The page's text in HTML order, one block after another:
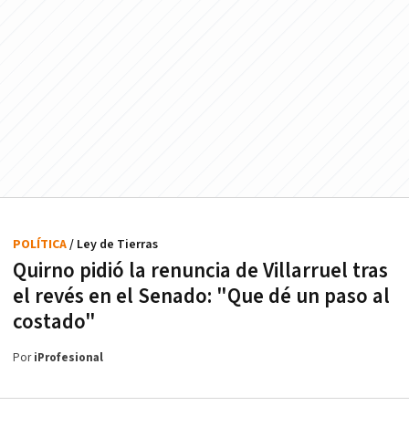
Quirno pidió la renuncia de Villarruel tras
el revés en el Senado: "Que dé un paso al
costado"
POLÍTICA/ Ley de Tierras
PoriProfesional